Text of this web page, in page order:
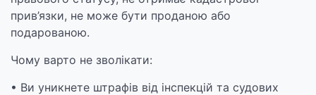
прив’язки, не може бути проданою або
подарованою.
Чому варто не зволікати:
• Ви уникнете штрафів від інспекцій та судових